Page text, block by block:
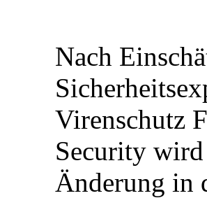
Nach
Virenschutz
Security
Änderung in